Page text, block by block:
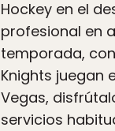
Hockey en el
profesional en
temporada,
Knights juegan
Vegas,
servicios